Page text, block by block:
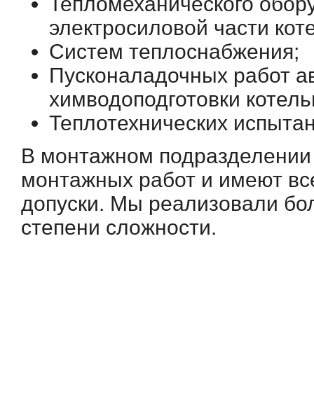
электросиловой части
Систем теплоснабжения;
Пусконаладочных работ
химводоподготовки
Теплотехнических
В монтажном
монтажных работ и имеют
допуски. Мы реализовали
степени сложности.